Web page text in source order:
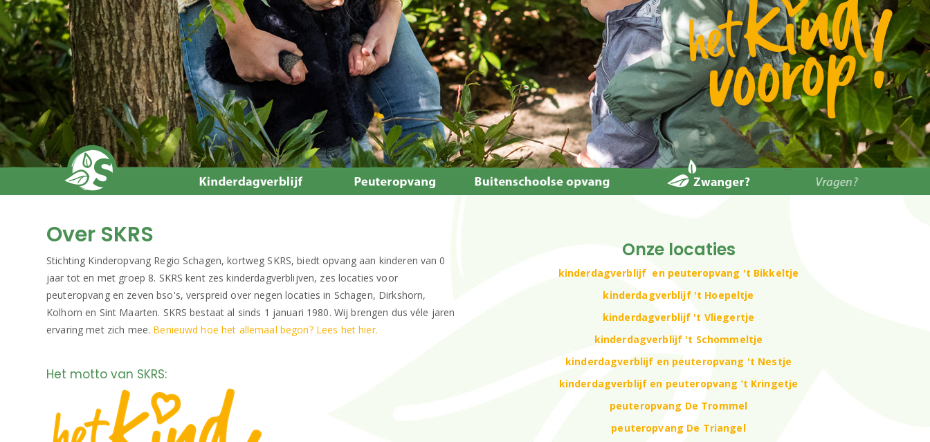
Over SKRS
Stichting Kinderopvang Regio Schagen, kortweg SKRS, biedt opvang aan kinderen van 0
jaar tot en met groep 8. SKRS kent zes kinderdagverblijven, zes locaties voor
peuteropvang en zeven bso's, verspreid over negen locaties in Schagen, Dirkshorn,
Kolhorn en Sint Maarten. SKRS bestaat al sinds 1 januari 1980. Wij brengen dus véle jaren
ervaring met zich mee. Benieuwd hoe het allemaal begon? Lees het hier.
Het motto van SKRS:
Onze locaties
kinderdagverblijf en peuteropvang 't Bikkeltje
kinderdagverblijf 't Hoepeltje
kinderdagverblijf 't Vliegertje
kinderdagverblijf 't Schommeltje
kinderdagverblijf en peuteropvang 't Nestje
kinderdagverblijf en peuteropvang ’t Kringetje
peuteropvang De Trommel
peuteropvang De Triangel